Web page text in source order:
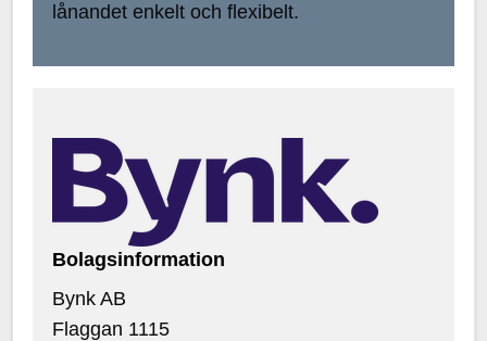
lånandet enkelt och flexibelt.
Bolagsinformation
Bynk AB
Flaggan 1115